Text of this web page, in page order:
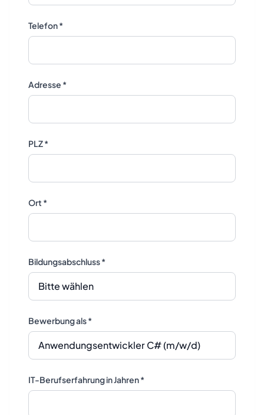
Telefon *
Adresse *
PLZ *
Ort *
Bildungsabschluss *
Bewerbung als *
IT-Berufserfahrung in Jahren *